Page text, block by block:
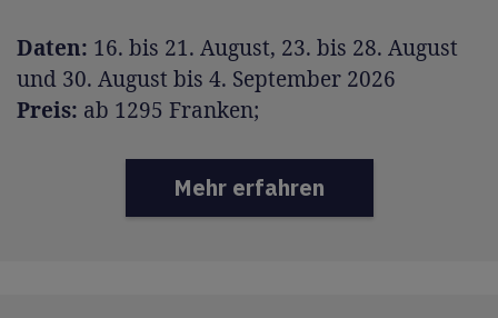
Daten: 16. bis 21. August, 23. bis 28. August
und 30. August bis 4. September 2026
Preis: ab 1295 Franken;
Mehr erfahren